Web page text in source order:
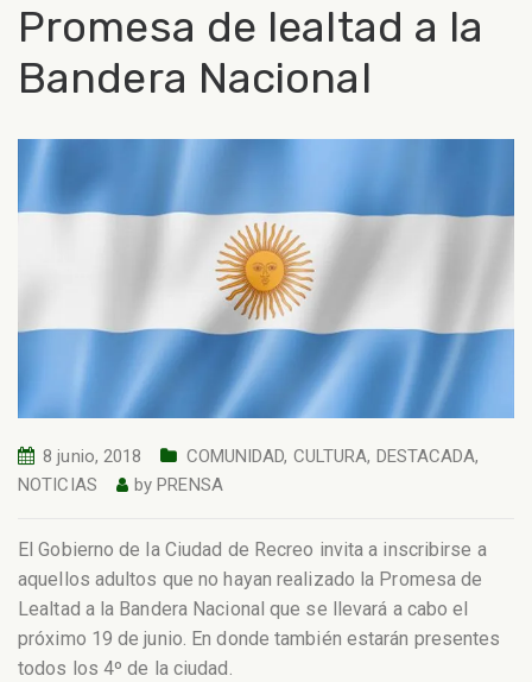
Promesa de lealtad a la
Bandera Nacional
8 junio, 2018 COMUNIDAD, CULTURA, DESTACADA,
NOTICIAS
byPRENSA
El Gobierno de la Ciudad de Recreo invita a inscribirse a
aquellos adultos que no hayan realizado la Promesa de
Lealtad a la Bandera Nacional que se llevará a cabo el
próximo 19 de junio. En donde también estarán presentes
todos los 4º de la ciudad.